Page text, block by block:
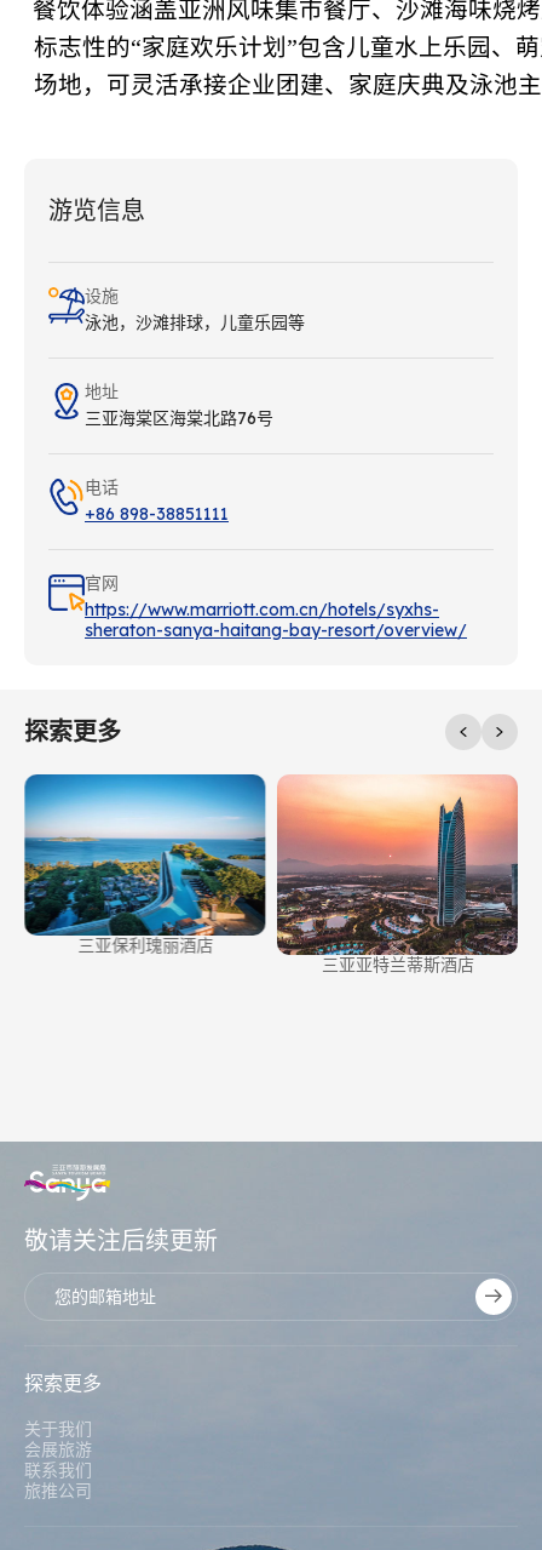
餐饮体验涵盖亚洲风味集市餐厅、沙滩海味烧
标志性的“家庭欢乐计划”包含儿童水上乐园、
场地，可灵活承接企业团建、家庭庆典及泳池
游览信息
设施
泳池，沙滩排球，儿童乐园等
地址
三亚海棠区海棠北路76号
电话
+86 898-38851111
官网
https://www.marriott.com.cn/hotels/syxhs-
sheraton-sanya-haitang-bay-resort/overview/
探索更多
三亚保利瑰丽酒店
三亚亚特兰蒂斯酒店
敬请关注后续更新
探索更多
关于我们
会展旅游
联系我们
旅推公司